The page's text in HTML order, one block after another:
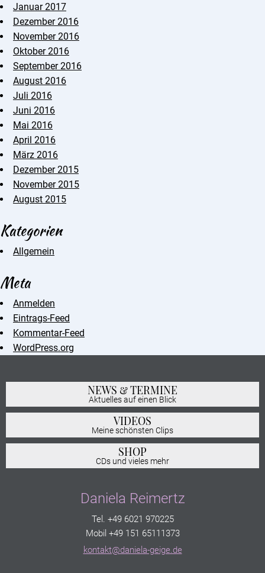
Januar 2017
Dezember 2016
November 2016
Oktober 2016
September 2016
August 2016
Juli 2016
Juni 2016
Mai 2016
April 2016
März 2016
Dezember 2015
November 2015
August 2015
Kategorien
Allgemein
Meta
Anmelden
Eintrags-Feed
Kommentar-Feed
WordPress.org
NEWS & TERMINE
Aktuelles auf einen Blick
VIDEOS
Meine schönsten Clips
SHOP
CDs und vieles mehr
Daniela Reimertz
Tel. +49 6021 970225
Mobil +49 151 65111373
kontakt@daniela-geige.de